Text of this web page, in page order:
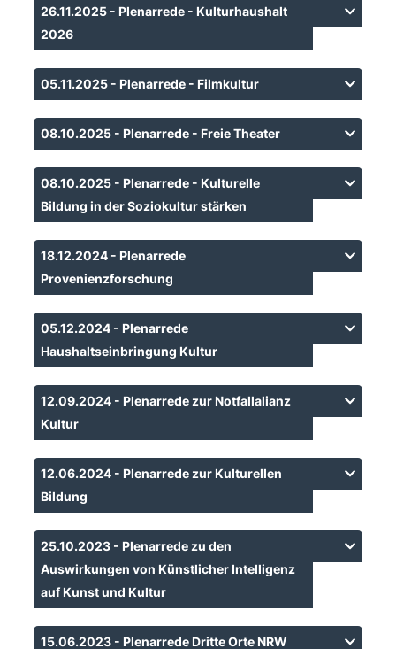
26.11.2025 - Plenarrede - Kulturhaushalt
2026
05.11.2025 - Plenarrede - Filmkultur
08.10.2025 - Plenarrede - Freie Theater
08.10.2025 - Plenarrede - Kulturelle
Bildung in der Soziokultur stärken
18.12.2024 - Plenarrede
Provenienzforschung
05.12.2024 - Plenarrede
Haushaltseinbringung Kultur
12.09.2024 - Plenarrede zur Notfallalianz
Kultur
12.06.2024 - Plenarrede zur Kulturellen
Bildung
25.10.2023 - Plenarrede zu den
Auswirkungen von Künstlicher Intelligenz
auf Kunst und Kultur
15.06.2023 - Plenarrede Dritte Orte NRW